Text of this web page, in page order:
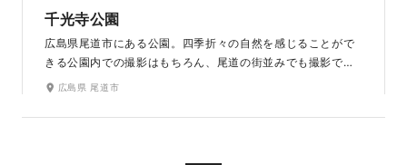
千光寺公園
広島県尾道市にある公園。四季折々の自然を感じることがで
きる公園内での撮影はもちろん、尾道の街並みでも撮影でき
ます。公園の頂上から階段を下ると「猫の細道」という場所が
内海を一望できる絶景ポイントでの撮影もおすすめ。時間が
広島県 尾道市